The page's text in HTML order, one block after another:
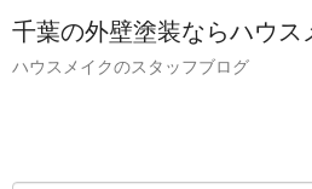
千葉の外壁塗装ならハウス
ハウスメイクのスタッフブログ